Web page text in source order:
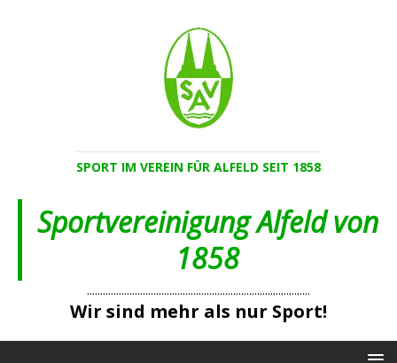
SPORT IM VEREIN FÜR ALFELD SEIT 1858
Sportvereinigung Alfeld von
1858
....................................................................................
Wir sind mehr als nur Sport!